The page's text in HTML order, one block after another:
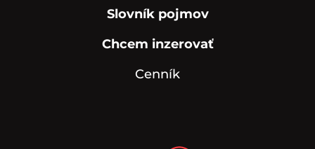
Slovník pojmov
Chcem inzerovať
Cenník